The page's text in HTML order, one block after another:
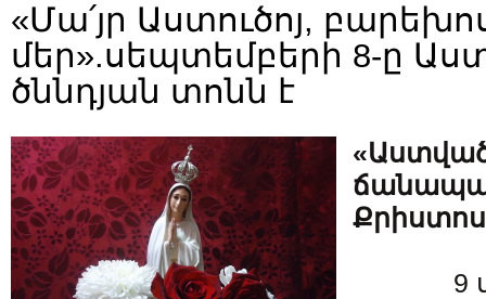
«Մա՛յր Աստուծոյ,
մեր».սեպտեմբերի 8-ը
ծննդյան տոնն է
9